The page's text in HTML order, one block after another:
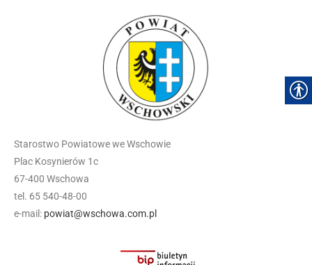
Starostwo Powiatowe we Wschowie
Plac Kosynierów 1c
67-400 Wschowa
tel. 65 540-48-00
e-mail: powiat@wschowa.com.pl